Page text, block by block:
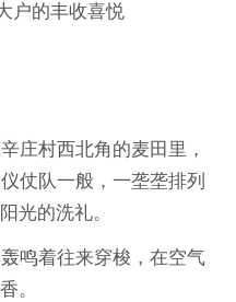
户的丰收喜悦
庄村西北角的麦田里，
仗队一般，一垄垄排列
光的洗礼。
鸣着往来穿梭，在空气
。